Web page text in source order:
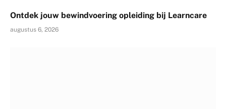
Ontdek jouw bewindvoering opleiding bij Learncare
augustus 6, 2026